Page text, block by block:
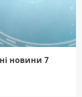
новини 7